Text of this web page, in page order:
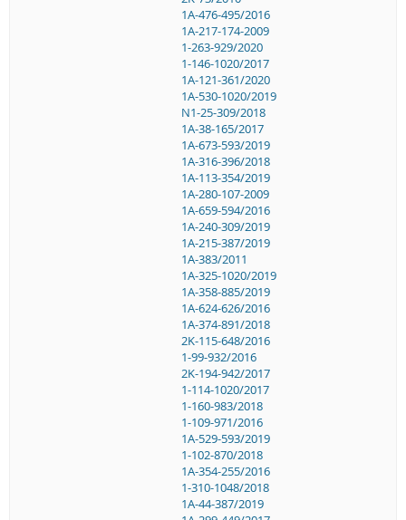
1A-476-495/2016
1A-217-174-2009
1-263-929/2020
1-146-1020/2017
1A-121-361/2020
1A-530-1020/2019
N1-25-309/2018
1A-38-165/2017
1A-673-593/2019
1A-316-396/2018
1A-113-354/2019
1A-280-107-2009
1A-659-594/2016
1A-240-309/2019
1A-215-387/2019
1A-383/2011
1A-325-1020/2019
1A-358-885/2019
1A-624-626/2016
1A-374-891/2018
2K-115-648/2016
1-99-932/2016
2K-194-942/2017
1-114-1020/2017
1-160-983/2018
1-109-971/2016
1A-529-593/2019
1-102-870/2018
1A-354-255/2016
1-310-1048/2018
1A-44-387/2019